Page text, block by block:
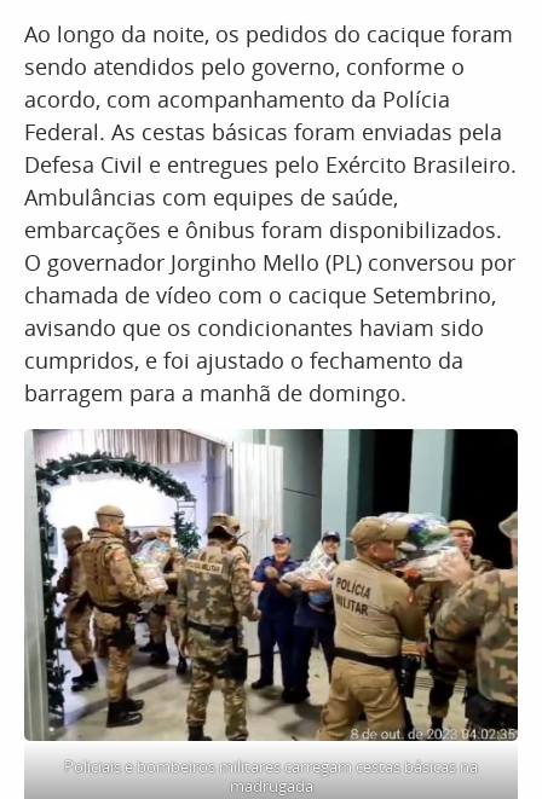
Ao longo da noite, os pedidos do cacique foram
sendo atendidos pelo governo, conforme o
acordo, com acompanhamento da Polícia
Federal. As cestas básicas foram enviadas pela
Defesa Civil e entregues pelo Exército Brasileiro.
Ambulâncias com equipes de saúde,
embarcações e ônibus foram disponibilizados.
O governador Jorginho Mello (PL) conversou por
chamada de vídeo com o cacique Setembrino,
avisando que os condicionantes haviam sido
cumpridos, e foi ajustado o fechamento da
barragem para a manhã de domingo.
Policiais e bombeiros militares carregam cestas básicas na
madrugada